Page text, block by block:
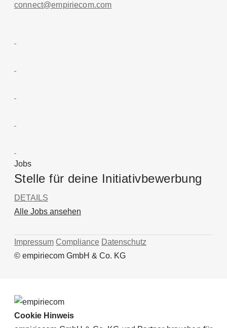
connect@empiriecom.com
Jobs
Stelle für deine Initiativbewerbung
DETAILS
Alle Jobs ansehen
Impressum Compliance Datenschutz
© empiriecom GmbH & Co. KG
Cookie Hinweis